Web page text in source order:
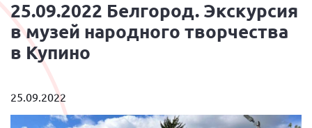
25.09.2022 Белгород. Экскурсия
в музей народного творчества
в Купино
25.09.2022